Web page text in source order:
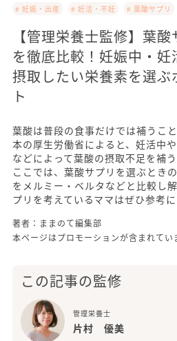
# 妊娠・出産 # 妊活・不妊 # 葉酸サプリ
【管理栄養士監修】葉酸
を徹底比較！妊娠中・妊
摂取したい栄養素を選ぶ
ト
葉酸は普段の食事だけでは補うこ
本の厚生労働省によると、妊活中
などによって葉酸の摂取不足を補
ここでは、葉酸サプリを選ぶとき
をメルミー・ベルタなどと比較し
プリを考えているママはぜひ参考に
著者：ままのて編集部
本ページはプロモーションが含まれてい
この記事の監修
管理栄養士
片村 優美